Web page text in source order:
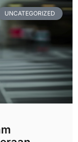
UNCATEGORIZED